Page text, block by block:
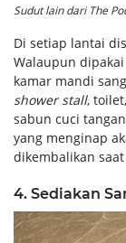
Sudut lain dari The
Di setiap lantai
Walaupun
kamar mandi
shower stall,
sabun cuci
yang menginap
dikembalikan saat
4. Sediakan